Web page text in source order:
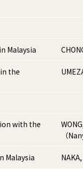
Malaysia
the
with the
（
Malaysia